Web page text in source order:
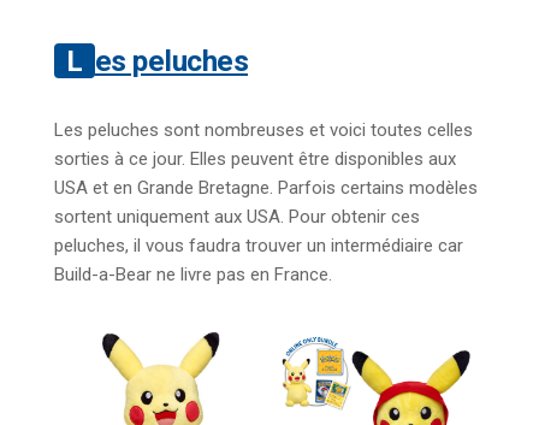
Les peluches
Les peluches sont nombreuses et voici toutes celles
sorties à ce jour. Elles peuvent être disponibles aux
USA et en Grande Bretagne. Parfois certains modèles
sortent uniquement aux USA. Pour obtenir ces
peluches, il vous faudra trouver un intermédiaire car
Build-a-Bear ne livre pas en France.